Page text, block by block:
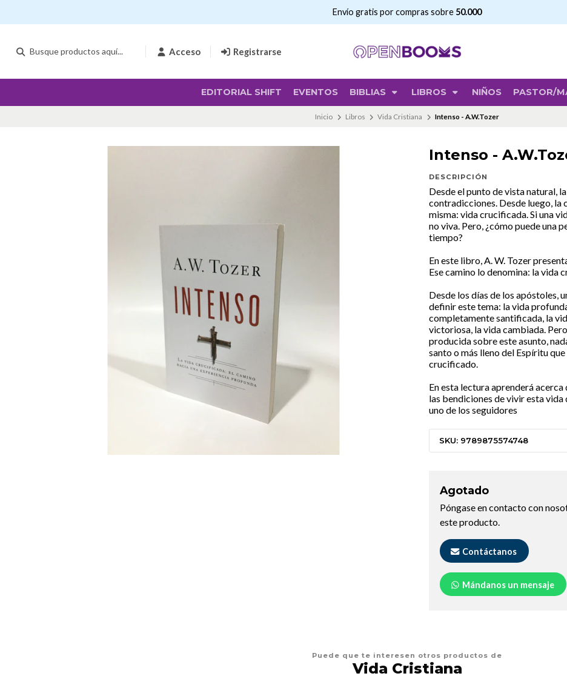
Acceso Registrarse
EDITORIAL SHIFT EVENTOS BIBLIAS LIBROS NIÑOS PASTOR/
Envío gratis por compras sobre 50.000
Inicio Libros Vida Cristiana Intenso - A.W.Tozer
Intenso -
DESCRIPCIÓN
Desde el punto de vista natural,
contradicciones. Desde luego, la
misma: vida crucificada. Si una
no viva. Pero, ¿cómo puede una
tiempo?
En este libro, A. W. Tozer
Ese camino lo denomina: la vida
Desde los días de los apóstoles,
definir este tema: la vida
completamente santificada, la
victoriosa, la vida cambiada.
producida sobre este asunto,
santo o más lleno del Espíritu
crucificado.
En esta lectura aprenderá
las bendiciones de vivir esta
uno de los seguidores
SKU: 9789875574748
Agotado
Póngase en contacto con
este producto.
Contáctanos
Mándanos un mensaje
Puede que te interesen otros productos de
Vida Cristiana